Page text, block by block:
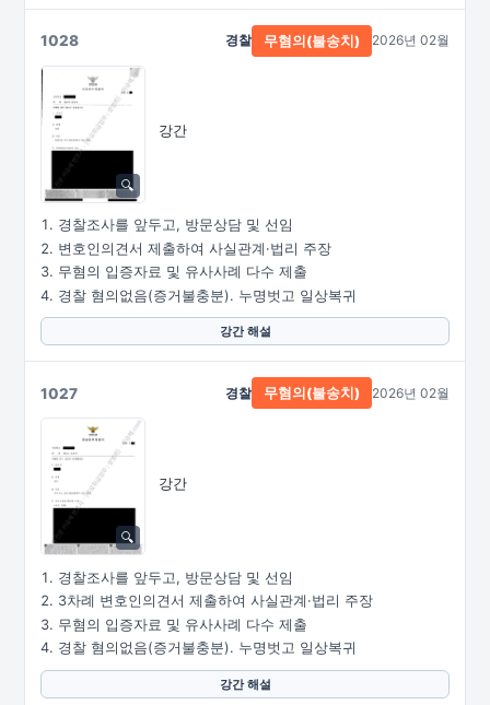
1028
강간
경찰 무혐의(불송치) 2026년 02월
경찰조사를 앞두고, 방문상담 및 선임
변호인의견서 제출하여 사실관계·법리 주장
무혐의 입증자료 및 유사사례 다수 제출
경찰 혐의없음(증거불충분). 누명벗고 일상복귀
강간 해설
1027
강간
경찰 무혐의(불송치) 2026년 02월
경찰조사를 앞두고, 방문상담 및 선임
3차례 변호인의견서 제출하여 사실관계·법리 주장
무혐의 입증자료 및 유사사례 다수 제출
경찰 혐의없음(증거불충분). 누명벗고 일상복귀
강간 해설